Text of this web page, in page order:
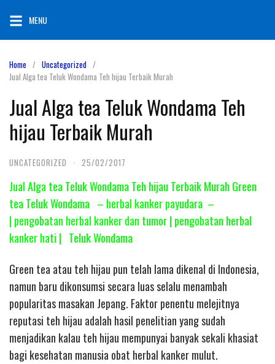
content
MENU
Home
Uncategorized
Jual Alga tea Teluk Wondama Teh hijau Terbaik Murah
Jual Alga tea Teluk Wondama Teh
hijau Terbaik Murah
UNCATEGORIZED · 25/02/2017
Jual Alga tea Teluk Wondama Teh hijau Terbaik Murah Green
tea Teluk Wondama – herbal kanker payudara –
| pengobatan herbal kanker dan tumor | pengobatan herbal
kanker hati | Teluk Wondama
Green tea atau teh hijau pun telah lama dikenal di Indonesia,
namun baru dikonsumsi secara luas selalu menambah
popularitas masakan Jepang. Faktor penentu melejitnya
reputasi teh hijau adalah hasil penelitian yang sudah
menjadikan kalau teh hijau mempunyai banyak sekali khasiat
bagi kesehatan manusia obat herbal kanker mulut.